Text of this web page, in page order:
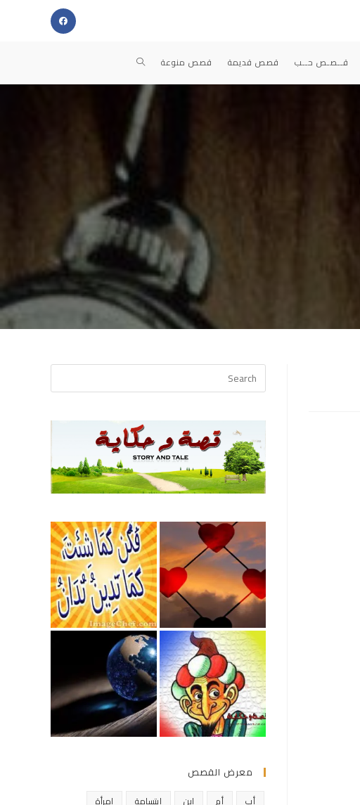
قــصـص حــب قصص قديمة قصص منوعة TOGGLE
WEBSITE
SEARCH
معرض القصص
أب أم إبن ابتسامة
امرأة